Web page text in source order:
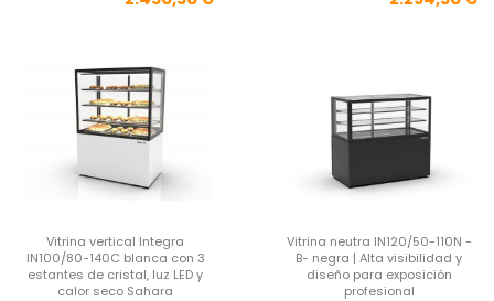
Vitrina vertical Integra
IN100/80-140C blanca con 3
estantes de cristal, luz LED y
calor seco Sahara
Vitrina neutra IN120/50-110N -
B- negra | Alta visibilidad y
diseño para exposición
profesional